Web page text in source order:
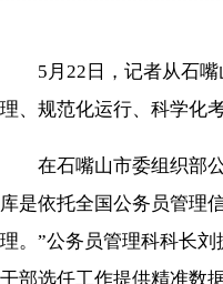
5月22日，记者从石嘴
理、规范化运行、科学化
在石嘴山市委组织部公
库是依托全国公务员管理
理。”公务员管理科科长
干部选任工作提供精准数